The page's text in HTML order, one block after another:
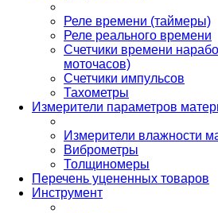
Реле времени (таймеры)
Реле реального времени
Счетчики времени
моточасов)
Счетчики импульсов
Тахометры
Измерители параметров
Измерители влажности
Виброметры
Толщиномеры
Перечень уцененных товаров
Инструмент